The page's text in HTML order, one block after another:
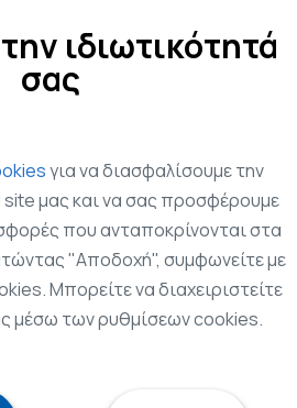
ιδιωτικότητά
σας
για να διασφαλίσουμε την
site μας και να σας προσφέρουμε
που ανταποκρίνονται στα
"Αποδοχή", συμφωνείτε με
Μπορείτε να διαχειριστείτε
μέσω των ρυθμίσεων cookies.
and easy to set up and
had questions. Online